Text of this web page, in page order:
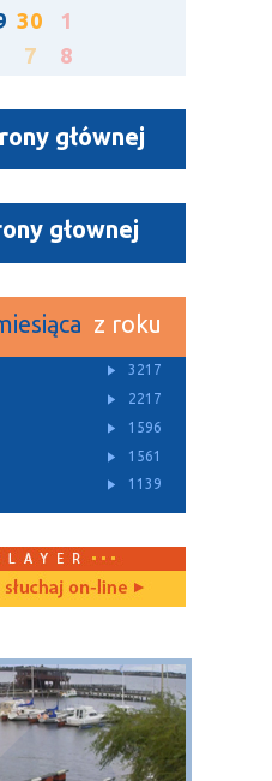
30
1
7 8
głównej
głownej
z roku
3217
2217
1596
1561
1139